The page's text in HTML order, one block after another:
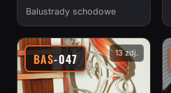
Balustrady schodowe
BAS-047 13 zdj.